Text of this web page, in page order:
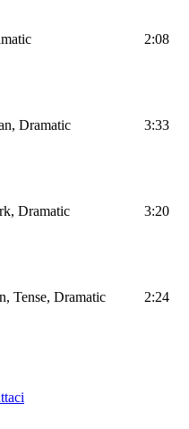
2:08
Dramatic 3:33
Dramatic 3:20
Tense, Dramatic 2:24